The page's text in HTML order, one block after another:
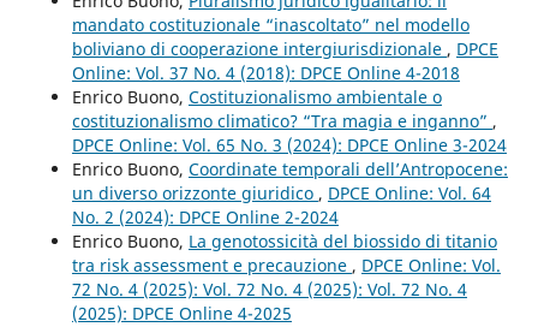
mandato costituzionale “inascoltato” nel modello
boliviano di cooperazione intergiurisdizionale , DPCE
Online: Vol. 37 No. 4 (2018): DPCE Online 4-2018
Enrico Buono, Costituzionalismo ambientale o
costituzionalismo climatico? “Tra magia e inganno” ,
DPCE Online: Vol. 65 No. 3 (2024): DPCE Online 3-2024
Enrico Buono, Coordinate temporali dell’Antropocene:
un diverso orizzonte giuridico , DPCE Online: Vol. 64
No. 2 (2024): DPCE Online 2-2024
Enrico Buono, La genotossicità del biossido di titanio
tra risk assessment e precauzione , DPCE Online: Vol.
72 No. 4 (2025): Vol. 72 No. 4 (2025): Vol. 72 No. 4
(2025): DPCE Online 4-2025